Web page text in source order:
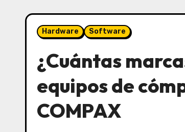
Hardware Software
¿Cuántas
equipos de
COMPAX